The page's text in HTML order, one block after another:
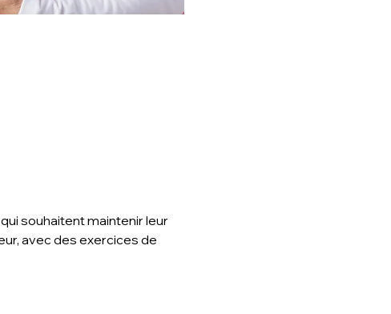
souhaitent maintenir leur
avec des exercices de